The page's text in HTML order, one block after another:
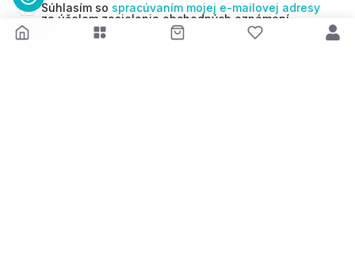
Súhlasím so spracúvaním mojej e-mailovej adresy
za účelom zasielania obchodných oznámení
(newsletterov) v súlade s čl. 6 ods. 1 písm. a)
Nariadenia GDPR. Svoj súhlas môžem kedykoľvek